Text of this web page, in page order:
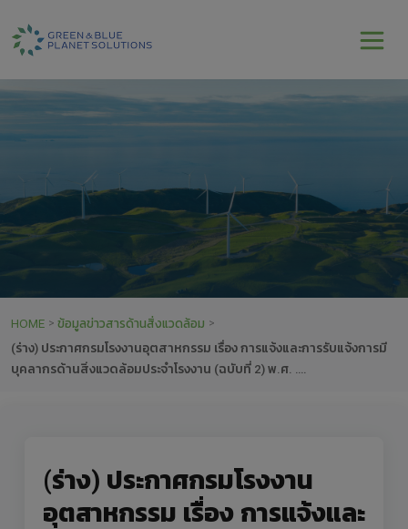
HOME > ข้อมูลข่าวสารด้านสิ่งแวดล้อม >
(ร่าง) ประกาศกรมโรงงานอุตสาหกรรม เรื่อง การแจ้งและการรับแจ้งการมี
บุคลากรด้านสิ่งแวดล้อมประจำโรงงาน (ฉบับที่ 2) พ.ศ. ….
(ร่าง) ประกาศกรมโรงงาน
อุตสาหกรรม เรื่อง การแจ้งและ